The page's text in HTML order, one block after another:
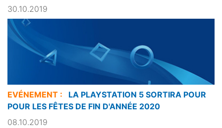
30.10.2019
EVÉNEMENT :
LA PLAYSTATION 5 SORTIRA POUR
POUR LES FÊTES DE FIN D'ANNÉE 2020
08.10.2019